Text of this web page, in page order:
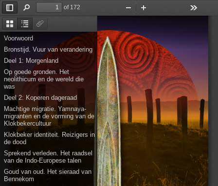
ThumbnailsDocument
Outline
Voorwoord
Bronstijd. Vuur van verandering
Deel 1: Morgenland
Op goede gronden. Het
neolithicum en de wereld die
was
Deel 2: Koperen dageraad
Machtige migratie. Yamnaya-
migranten en de vorming van de
Klokbekercultuur
Klokbeker identiteit. Reizigers in
de dood
Sprekend verleden. Het raadsel
van de Indo-Europese talen
Goud van oud. Het sieraad van
Bennekom
Toggle
Sidebar
Find
of 172
Zoom